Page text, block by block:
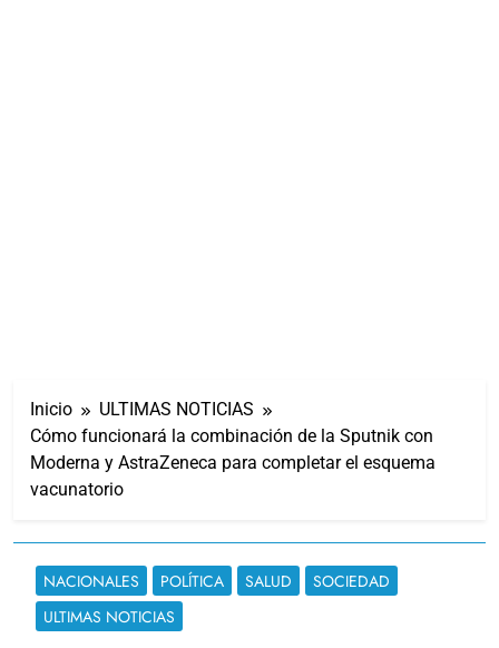
Inicio
ULTIMAS NOTICIAS
Cómo funcionará la combinación de la Sputnik con
Moderna y AstraZeneca para completar el esquema
vacunatorio
NACIONALES POLÍTICA SALUD
SOCIEDAD
ULTIMAS NOTICIAS